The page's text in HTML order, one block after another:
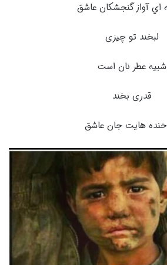
اي آواز گنجشکان عاشق
لبخند تو چیزی
شبیه عطر نان است
قدری بخند
هایت جان عاشق